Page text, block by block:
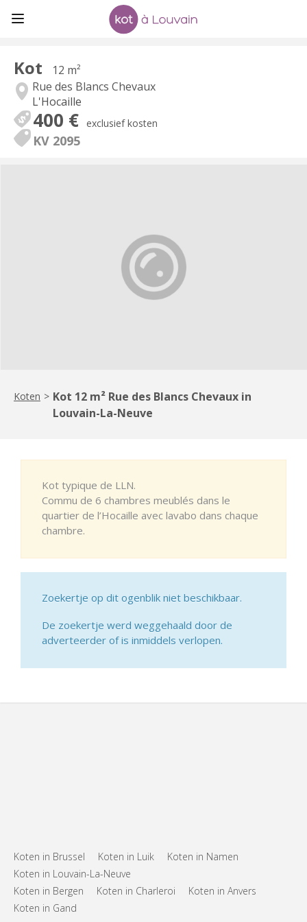
Kot
12 m²
Rue des Blancs Chevaux
L'Hocaille
400 € exclusief kosten
KV 2095
Koten > Kot 12 m² Rue des Blancs Chevaux in
Louvain-La-Neuve
Kot typique de LLN.
Commu de 6 chambres meublés dans le
quartier de l’Hocaille avec lavabo dans chaque
chambre.
Zoekertje op dit ogenblik niet beschikbaar.
De zoekertje werd weggehaald door de
adverteerder of is inmiddels verlopen.
Koten in Brussel Koten in Luik
Koten in Namen
Koten in Louvain-La-Neuve
Koten in Bergen
Koten in Charleroi
Koten in Anvers
Koten in Gand